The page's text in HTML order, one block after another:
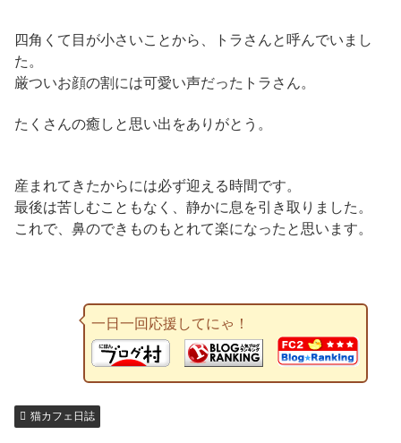
四角くて目が小さいことから、トラさんと呼んでいまし
た。
厳ついお顔の割には可愛い声だったトラさん。
たくさんの癒しと思い出をありがとう。
産まれてきたからには必ず迎える時間です。
最後は苦しむこともなく、静かに息を引き取りました。
これで、鼻のできものもとれて楽になったと思います。
一日一回応援してにゃ！
猫カフェ日誌